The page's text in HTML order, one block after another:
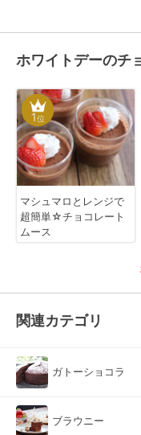
ホワイトデーのチ
1位
マシュマロとレンジで
超簡単☆チョコレート
ムース
関連カテゴリ
ガトーショコラ
ブラウニー